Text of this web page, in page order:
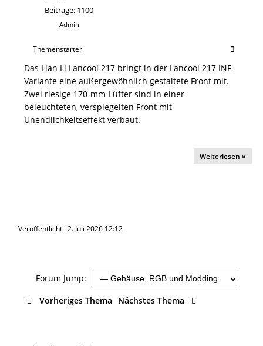
Beiträge: 1100
Admin
Themenstarter
Das Lian Li Lancool 217 bringt in der Lancool 217 INF-
Variante eine außergewöhnlich gestaltete Front mit.
Zwei riesige 170-mm-Lüfter sind in einer
beleuchteten, verspiegelten Front mit
Unendlichkeitseffekt verbaut.
Weiterlesen »
Veröffentlicht : 2. Juli 2026 12:12
Forum Jump:
Vorheriges Thema
Nächstes Thema